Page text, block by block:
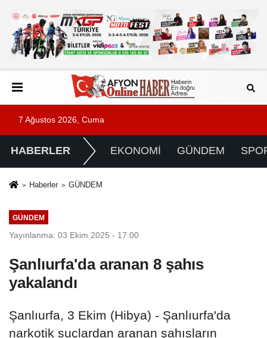
7 Ağustos 2026, Cuma
HABERLER EKONOMİ GÜNDEM
Haberler GÜNDEM
GÜNDEM
Yayınlanma: 03 Ekim 2025 - 17:00
Şanlıurfa'da aranan 8 şahıs
yakalandı
Şanlıurfa, 3 Ekim (Hibya) - Şanlıurfa'da
narkotik suçlardan aranan şahısların